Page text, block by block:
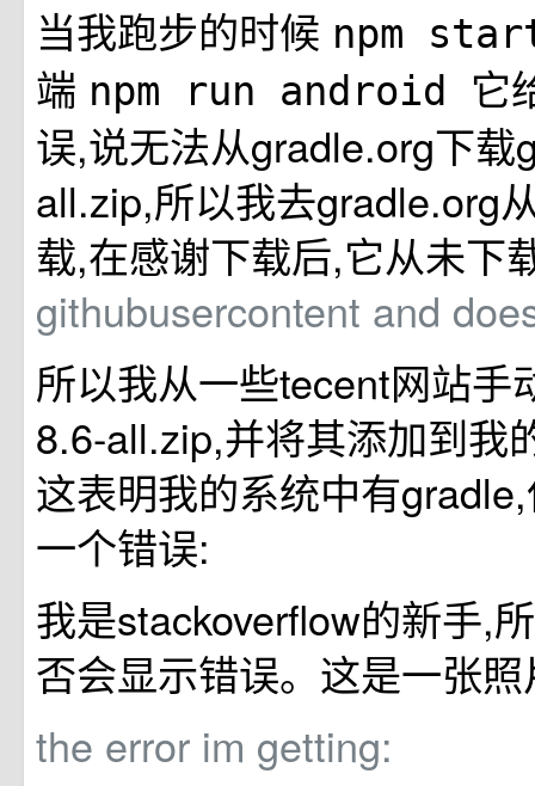
当我跑步的时候 npm
端 npm run android 它
误,说无法从gradle.org下载
all.zip,所以我去gradle.org
载,在感谢下载后,它从未下
githubusercontent and
所以我从一些tecent网站手
8.6-all.zip,并将其添加到我
这表明我的系统中有
一个错误:
我是stackoverflow的新手,
否会显示错误。这是一张
the error im getting: